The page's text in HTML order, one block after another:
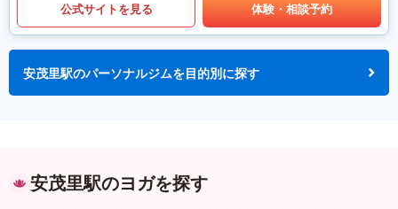
公式サイトを見る 体験・相談予約
安茂里駅のパーソナルジムを目的別に探す
安茂里駅のヨガを探す